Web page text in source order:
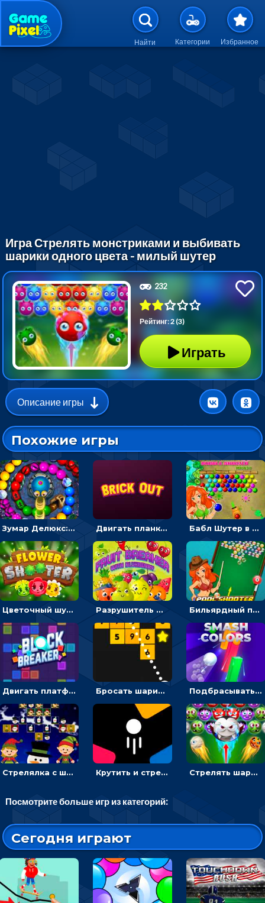
Перейти к основному
Найти Категории Избранное
Игра Стрелять монстриками и выбивать
шарики одного цвета - милый шутер
232
Рейтинг: 2 (3)
Играть
Описание игры
Похожие игры
Зумар Делюкс: бросай шарики с черепашкой, чтобы остановить очередь Двигать планку и бить шариком по цветным блокам - гиперказуальная Бабл Шутер в джунглях: стрелять шариками по цветным целям
Цветочный шутер: стрелять пчелками по цветам Разрушитель фруктов: стрелять ягодами по ананасам Бильярдный пул: стрелять шариками, чтобы взрывать одинаковые
Двигать платформу и отбивать мячики или ловить бонусы Бросать шарики, чтобы выбивать блоки с цифрами Подбрасывать мяч, чтобы провести через цветную преграду
Стрелялка с шариками по рождественским эльфам Крутить и стрелять по фигурам с цифрами - стрелялка шариками Стрелять шариками-монстрами и выбивать конфеты
Посмотрите больше игр из категорий:
Сегодня играют